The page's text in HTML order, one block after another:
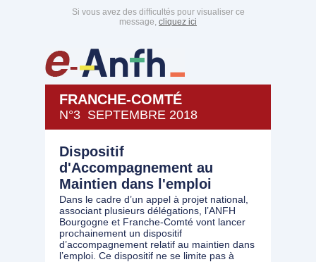
Si vous avez des difficultés pour visualiser ce
message, cliquez ici
FRANCHE-COMTÉ
N°3 SEPTEMBRE 2018
Dispositif
d'Accompagnement au
Maintien dans l'emploi
Dans le cadre d’un appel à projet national,
associant plusieurs délégations, l’ANFH
Bourgogne et Franche-Comté vont lancer
prochainement un dispositif
d’accompagnement relatif au maintien dans
l’emploi. Ce dispositif ne se limite pas à